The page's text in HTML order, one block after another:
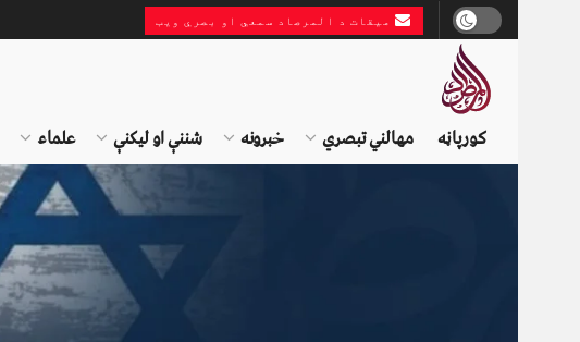
میقات د المرصاد سمعي او بصري ویب
کورپاڼه مهالني تبصري خبرونه شننې او لیکنې علماء